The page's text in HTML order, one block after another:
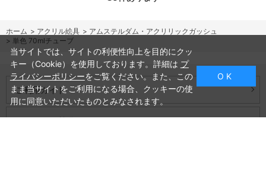
ホーム > アクリル絵具 > アムステルダム・アクリリックガッシュ
> 単色 70mlチューブ
ご利用ガイド
よくあるご質問
当サイトでは、サイトの利便性向上を目的にクッ
キー（Cookie）を使用しております。詳細は プ
ライバシーポリシーをご覧ください。また、この
まま当サイトをご利用になる場合、クッキーの使
用に同意いただいたものとみなされます。
O K